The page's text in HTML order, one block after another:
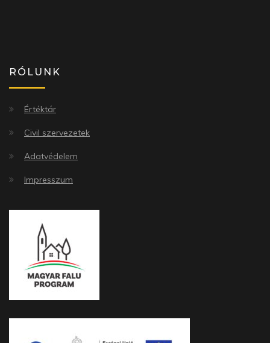
RÓLUNK
Értéktár
Civil szervezetek
Adatvédelem
Impresszum